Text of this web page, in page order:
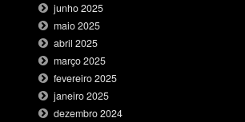
junho 2025
maio 2025
abril 2025
março 2025
fevereiro 2025
janeiro 2025
dezembro 2024